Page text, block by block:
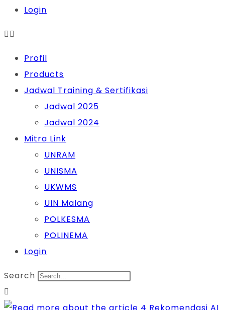
Login
Profil
Products
Jadwal Training & Sertifikasi
Jadwal 2025
Jadwal 2024
Mitra Link
UNRAM
UNISMA
UKWMS
UIN Malang
POLKESMA
POLINEMA
Login
Search